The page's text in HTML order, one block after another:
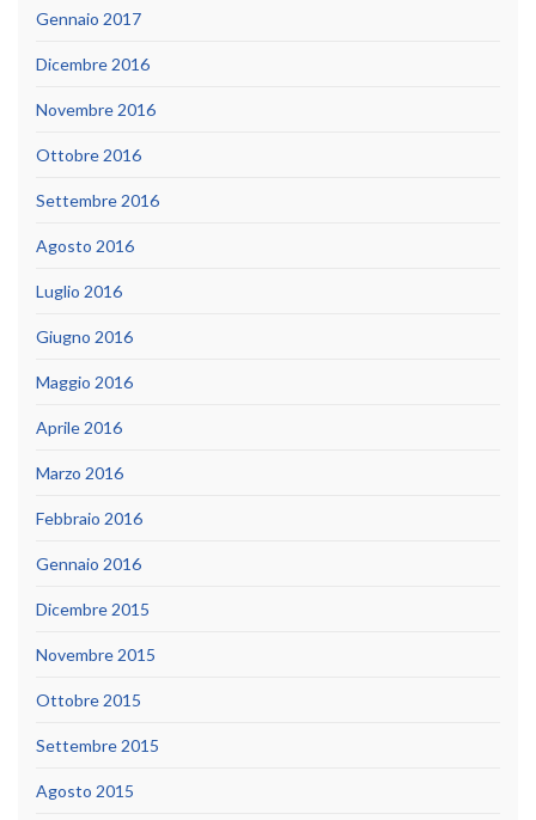
Gennaio 2017
Dicembre 2016
Novembre 2016
Ottobre 2016
Settembre 2016
Agosto 2016
Luglio 2016
Giugno 2016
Maggio 2016
Aprile 2016
Marzo 2016
Febbraio 2016
Gennaio 2016
Dicembre 2015
Novembre 2015
Ottobre 2015
Settembre 2015
Agosto 2015